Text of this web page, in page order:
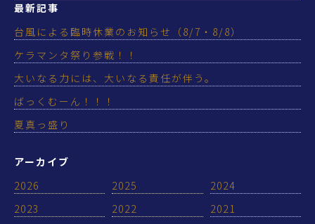
最新記事
台風による臨時休業のお知らせ（8/7・8/8）
ケラマンタ祭り参戦！！
大いなる力には、大いなる責任が伴う。
ばっくむーん！！！
夏真っ盛り
アーカイブ
2026
2025
2024
2023
2022
2021